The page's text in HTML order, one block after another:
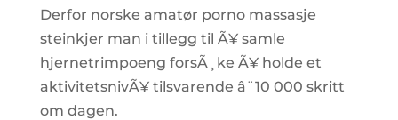
Derfor norske amatør porno massasje
steinkjer man i tillegg til Ã¥ samle
hjernetrimpoeng forsÃ¸ke Ã¥ holde et
aktivitetsnivÃ¥ tilsvarende â¨10 000 skritt
om dagen.